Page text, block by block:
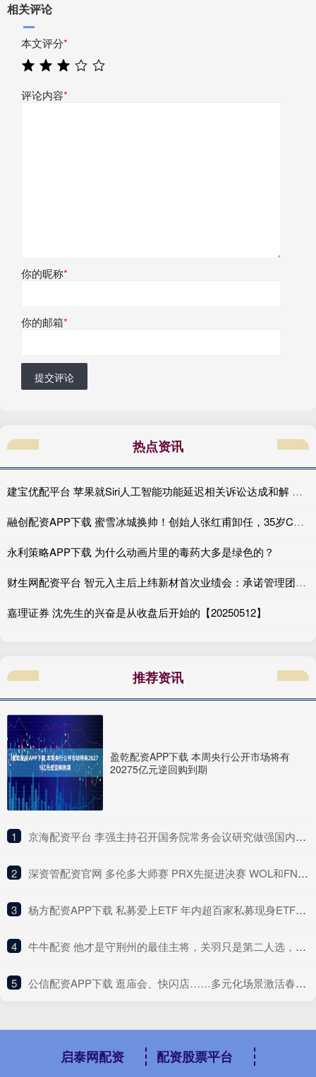
相关评论
本文评分*
评论内容*
你的昵称*
你的邮箱*
提交评论
热点资讯
建宝优配平台 苹果就Siri人工智能功能延迟相关诉讼达成和解 重心转向人工智能的交付
融创配资APP下载 蜜雪冰城换帅！创始人张红甫卸任，35岁CFO接棒
永利策略APP下载 为什么动画片里的毒药大多是绿色的？
财生网配资平台 智元入主后上纬新材首次业绩会：承诺管理团队不会“大换血” 业务协同预期仍模糊
嘉理证券 沈先生的兴奋是从收盘后开始的【20250512】
推荐资讯
盈乾配资APP下载 本周央行公开市场将有
20275亿元逆回购到期
1 ​京海配资平台 李强主持召开国务院常务会议研究做强国内大循环重点政策举措落实工作等
2 ​深资管配资官网 多伦多大师赛 PRX先挺进决赛 WOL和FNC将争夺最后一个名额_比分_双方_胜利
3 ​杨方配资APP下载 私募爱上ETF 年内超百家私募现身ETF前十大名单 半导体、医药ETF最受青睐
4 ​牛牛配资 他才是守荆州的最佳主将，关羽只是第二人选，因一风流韵事遭弃用_赵云_军事_才能
5 ​公信配资APP下载 逛庙会、快闪店……多元化场景激活春节消费力
启泰网配资 配资股票平台